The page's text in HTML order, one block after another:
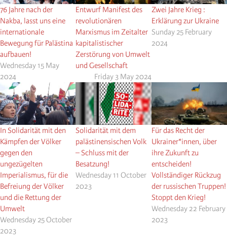
76 Jahre nach der
Nakba, lasst uns eine
internationale
Bewegung für Palästina
aufbauen!
Wednesday 15 May
2024
Entwurf Manifest des
revolutionären
Marxismus im Zeitalter
kapitalistischer
Zerstörung von Umwelt
und Gesellschaft
Friday 3 May 2024
Zwei Jahre Krieg :
Erklärung zur Ukraine
Sunday 25 February
2024
In Solidarität mit den
Kämpfen der Völker
gegen den
ungezügelten
Imperialismus, für die
Befreiung der Völker
und die Rettung der
Umwelt
Wednesday 25 October
2023
Solidarität mit dem
palästinensischen Volk
– Schluss mit der
Besatzung!
Wednesday 11 October
2023
Für das Recht der
Ukrainer*innen, über
ihre Zukunft zu
entscheiden!
Vollständiger Rückzug
der russischen Truppen!
Stoppt den Krieg!
Wednesday 22 February
2023